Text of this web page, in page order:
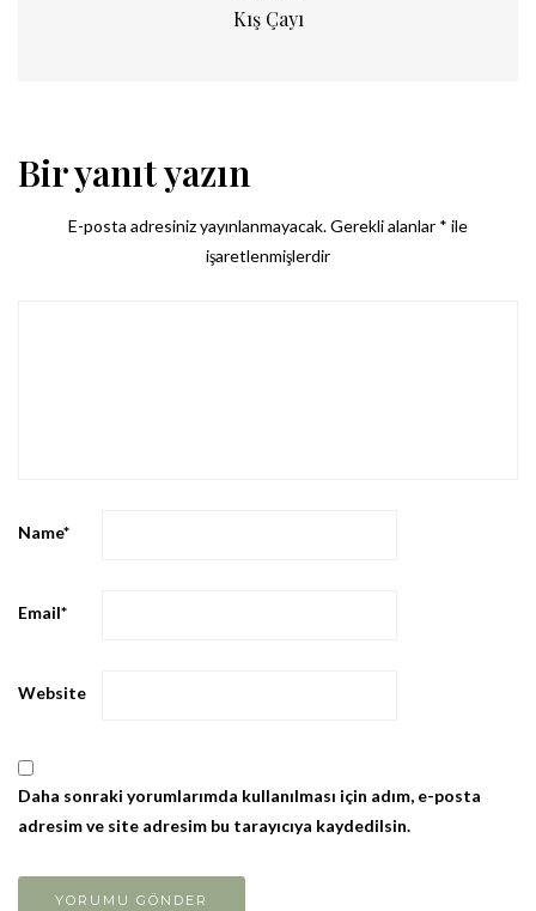
Kış Çayı
Bir yanıt yazın
E-posta adresiniz yayınlanmayacak.Gerekli alanlar * ile
işaretlenmişlerdir
Name*
Email*
Website
Daha sonraki yorumlarımda kullanılması için adım, e-posta
adresim ve site adresim bu tarayıcıya kaydedilsin.